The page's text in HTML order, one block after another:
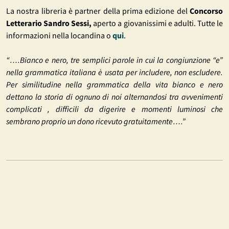
La nostra libreria è partner della prima edizione del Concorso
Letterario Sandro Sessi, aperto a giovanissimi e adulti. Tutte le
informazioni nella locandina o qui.
“….Bianco e nero, tre semplici parole in cui la congiunzione “e”
nella grammatica italiana è usata per includere, non escludere.
Per similitudine nella grammatica della vita bianco e nero
dettano la storia di ognuno di noi alternandosi tra avvenimenti
complicati , difficili da digerire e momenti luminosi che
sembrano proprio un dono ricevuto gratuitamente….”